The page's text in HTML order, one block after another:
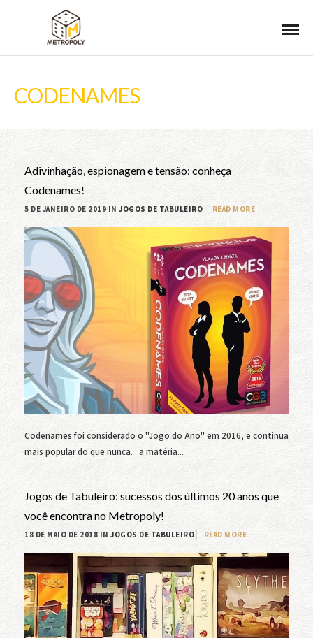
CODENAMES
Adivinhação, espionagem e tensão: conheça
Codenames!
5 DE JANEIRO DE 2019 IN JOGOS DE TABULEIRO READ MORE
Codenames foi considerado o "Jogo do Ano" em 2016, e continua
mais popular do que nunca. a matéria...
Jogos de Tabuleiro: sucessos dos últimos 20 anos que
você encontra no Metropoly!
18 DE MAIO DE 2018 IN JOGOS DE TABULEIRO READ MORE